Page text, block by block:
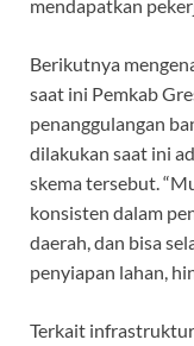
mendapatkan
Berikutnya
saat ini Pemkab
penanggulangan
dilakukan saat ini
skema tersebut.
konsisten dalam
daerah, dan bisa
penyiapan lahan,
Terkait